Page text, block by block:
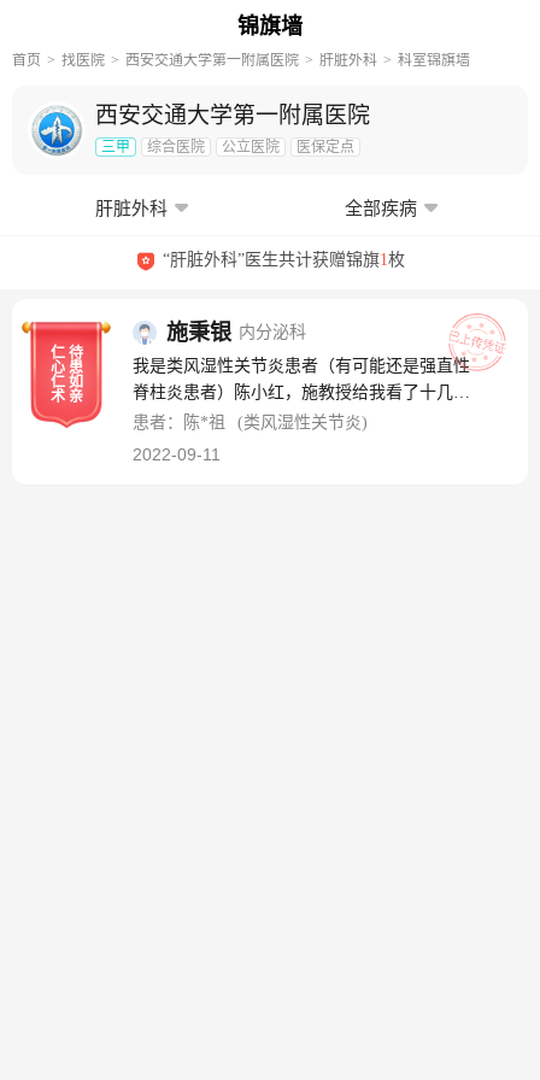
锦旗墙
首页 找医院 西安交通大学第一附属医院 肝脏外科 科室锦旗墙
西安交通大学第一附属医院
三甲 综合医院 公立医院 医保定点
肝脏外科 全部疾病
“肝脏外科”医生共计获赠锦旗1枚
仁
心
仁
术
待
患
如
亲
施秉银 内分泌科
我是类风湿性关节炎患者（有可能还是强直性
脊柱炎患者）陈小红，施教授给我看了十几年
病了，人特别好，特别有耐心，特别亲切并且
医术高明，给了我极大的信心。感谢您！
患者：陈*祖 (类风湿性关节炎)
2022-09-11